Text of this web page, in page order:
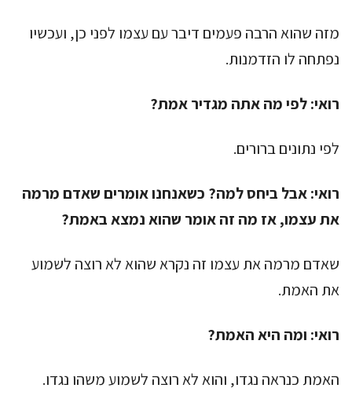
מזה שהוא הרבה פעמים דיבר עם עצמו לפני כן, ועכשיו
נפתחה לו הזדמנות.
רואי:לפי מה אתה מגדיר אמת?
לפי נתונים ברורים.
רואי:אבל ביחס למה? כשאנחנו אומרים שאדם מרמה
את עצמו, אז מה זה אומר שהוא נמצא באמת?
שאדם מרמה את עצמו זה נקרא שהוא לא רוצה לשמוע
את האמת.
רואי: ומה היא האמת?
האמת כנראה נגדו, והוא לא רוצה לשמוע משהו נגדו.